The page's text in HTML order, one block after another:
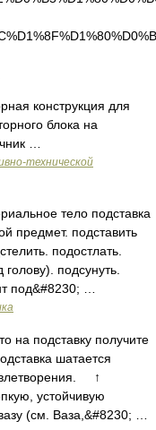
конструкция для
блока на
…
технической
тело подставка
предмет. подставить
подостлать.
подсунуть.
под&#8230; …
подставку получите
шатается
↑
устойчивую
(см. Ваза,&#8230; …